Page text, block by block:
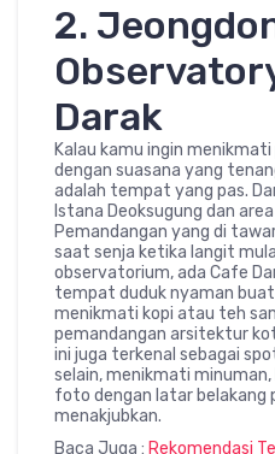
2.
Darak
Kalau kamu ingin
dengan suasana yang
adalah tempat yang pas.
Istana Deoksugung dan
Pemandangan yang di
saat senja ketika langit
observatorium, ada Cafe
tempat duduk nyaman
menikmati kopi atau teh
pemandangan arsitektur
ini juga terkenal sebagai
selain, menikmati minuman,
foto dengan latar belakang
menakjubkan.
Baca Juga : Rekomendasi